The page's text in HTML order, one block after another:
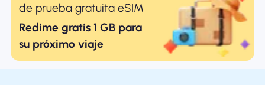
de prueba gratuita eSIM
Redime gratis 1 GB para
su próximo viaje